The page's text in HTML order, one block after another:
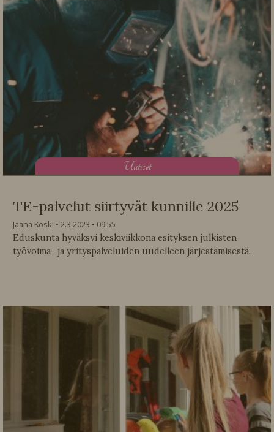
Uutiset
TE-palvelut siirtyvät kunnille 2025
Jaana Koski 2.3.2023
09:55
Eduskunta hyväksyi keskiviikkona esityksen julkisten
työvoima- ja yrityspalveluiden uudelleen järjestämisestä.